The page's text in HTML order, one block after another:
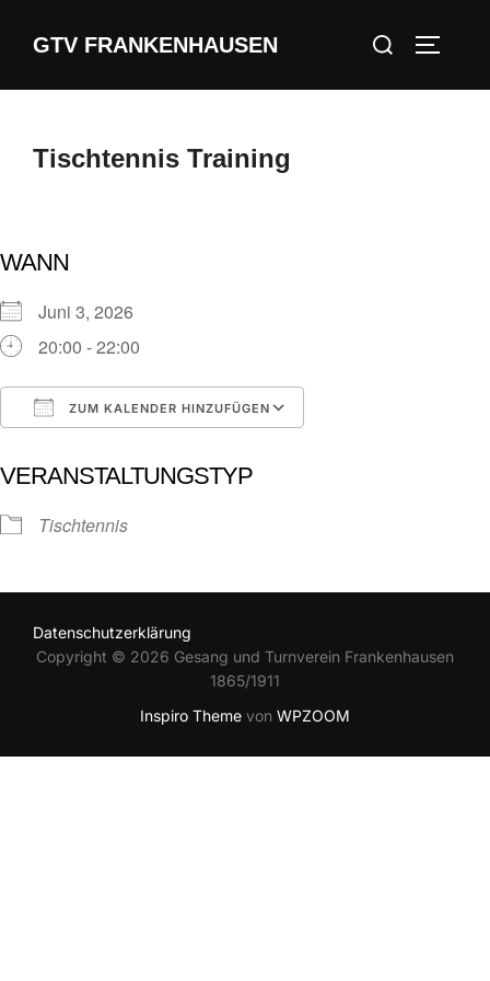
InhaltGTV FRANKENHAUSEN
Suchen
Tischtennis Training
WANN
Juni 3, 2026
20:00 - 22:00
ZUM KALENDER HINZUFÜGEN
VERANSTALTUNGSTYP
Tischtennis
Datenschutzerklärung
Copyright © 2026 Gesang und Turnverein Frankenhausen
1865/1911
Inspiro Theme von WPZOOM